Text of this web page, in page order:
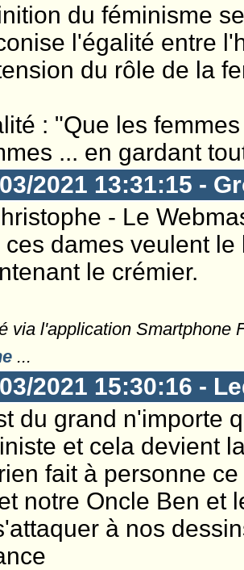
du féminisme
l'égalité entre
du rôle de la
: "Que les
... en gardant
2021 13:31:15 -
- Le
ces dames veulent
le crémier.
via l'application Smartphone
...
2021 15:30:16 -
du grand n'importe
et cela devient
fait à personne
notre Oncle Ben et
à nos